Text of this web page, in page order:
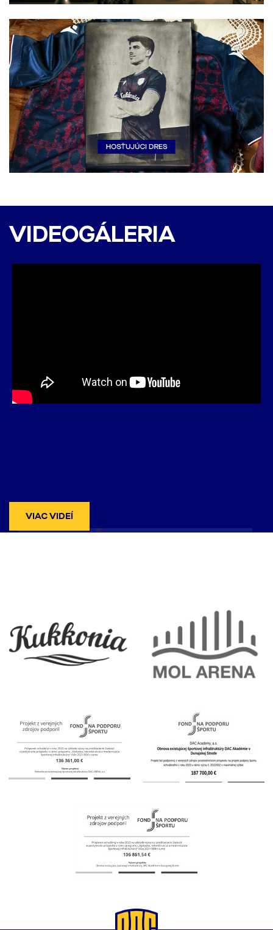
VIDEOGÁLERIA
Bystrica 2:0 (1:0)
VIAC VIDEÍ